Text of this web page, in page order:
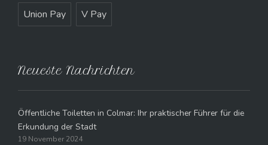
Union Pay V Pay
Neueste Nachrichten
Öffentliche Toiletten in Colmar: Ihr praktischer Führer für die
Erkundung der Stadt
19 November 2024